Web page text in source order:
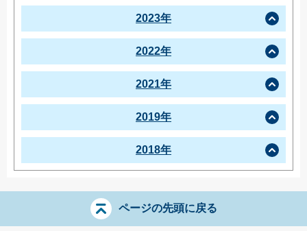
2023年
2022年
2021年
2019年
2018年
ページの先頭に戻る